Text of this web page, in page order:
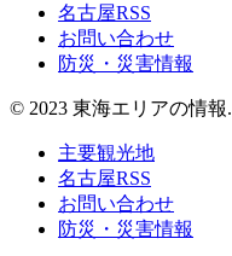
名古屋RSS
お問い合わせ
防災・災害情報
© 2023 東海エリアの情報.
主要観光地
名古屋RSS
お問い合わせ
防災・災害情報